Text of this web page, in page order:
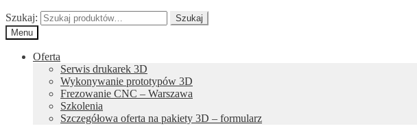
Szukaj:
Szukaj
Menu
Oferta
Serwis drukarek 3D
Wykonywanie prototypów 3D
Frezowanie CNC – Warszawa
Szkolenia
Szczegółowa oferta na pakiety 3D – formularz